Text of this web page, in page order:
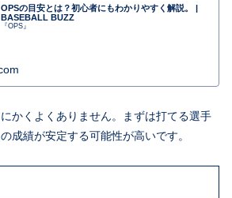
OPSの目安とは？初心者にもわかりやすく解説。 |
BASEBALL BUZZ
『OPS』
かくよくありません。まずは打てる選手
成績が安定する可能性が高いです。